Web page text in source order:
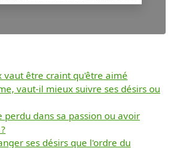
vaut être craint qu'être aimé
vaut-il mieux suivre ses désirs ou
perdu dans sa passion ou avoir
ses désirs que l'ordre du